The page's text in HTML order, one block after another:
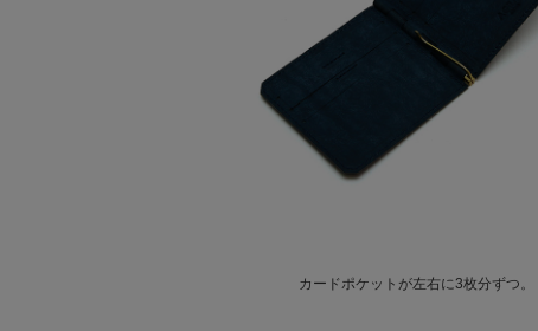
カードポケットが左右に3枚分ずつ。